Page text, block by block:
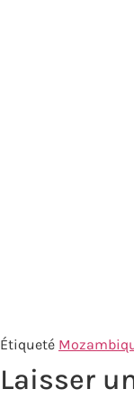
Étiqueté
Laisser